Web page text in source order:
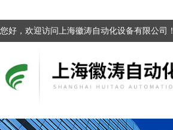
您好，欢迎访问上海徽涛自动化设备有限公司！